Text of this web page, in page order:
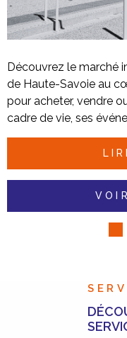
Découvrez le marché
de Haute-Savoie au
pour acheter, vendre
cadre de vie, ses